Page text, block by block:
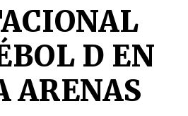
D EN
ARENAS